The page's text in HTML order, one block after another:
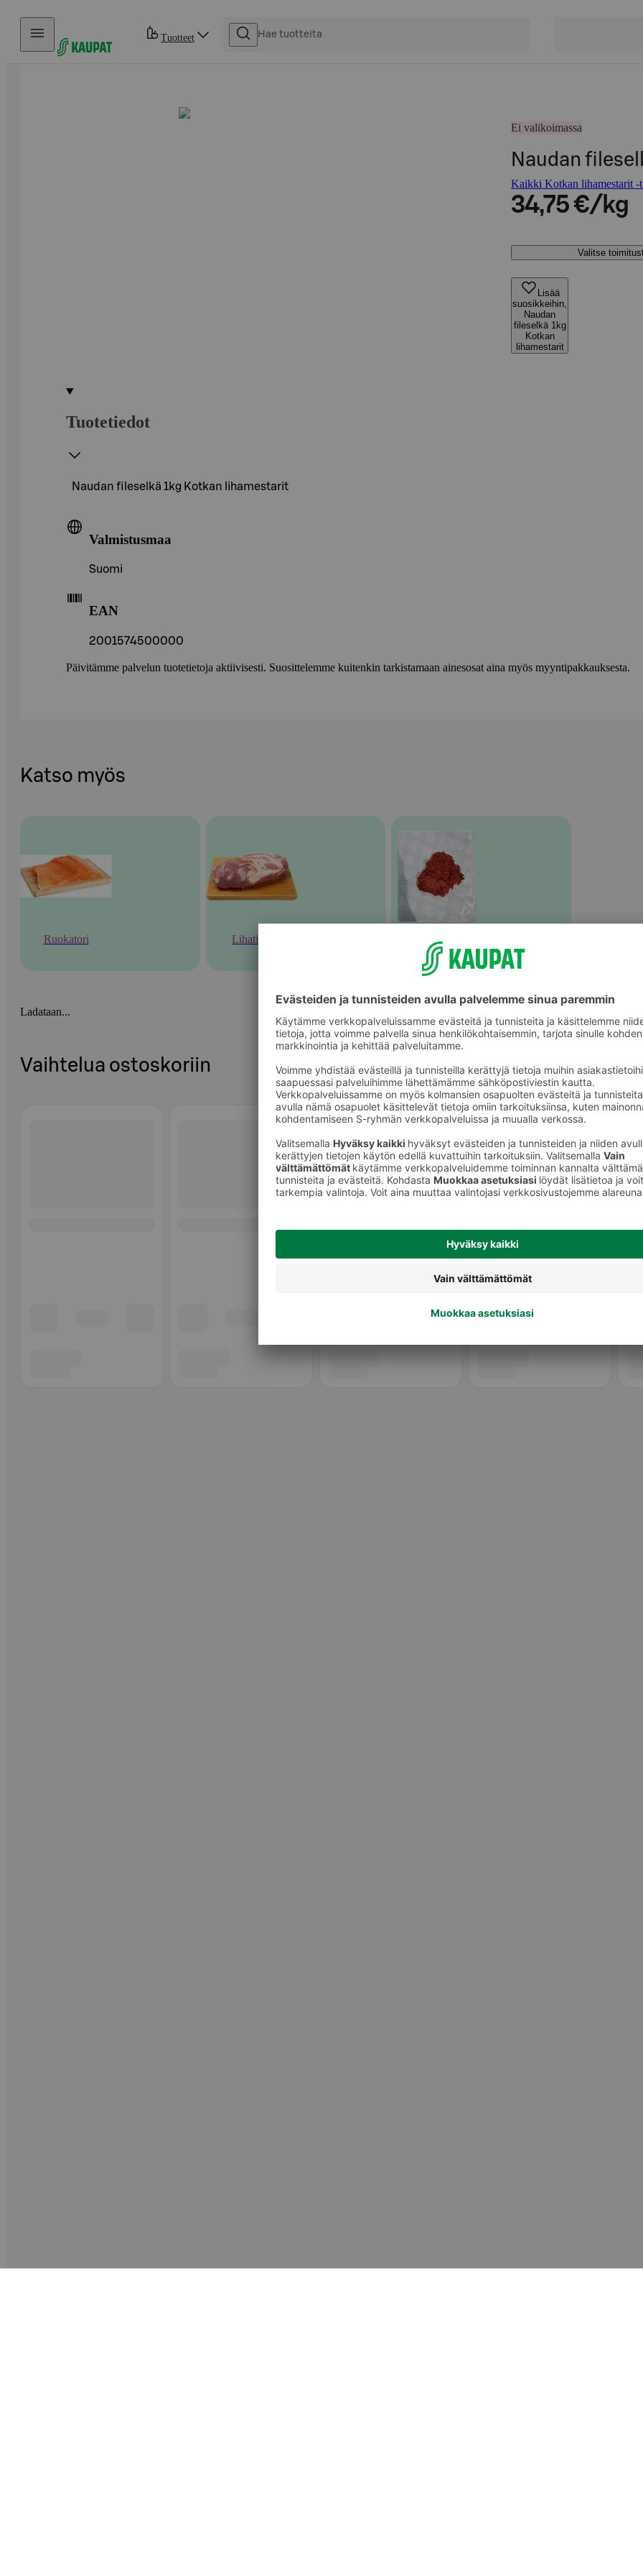
Hyppää sisältöön
Tuotteet
Ei valikoimassa
Naudan
Kaikki Kotkan lihamestarit -
34,75 €/kg
Valitse
Lisää
suosikkeihin,
Naudan
fileselkä 1kg
Kotkan
lihamestarit
Tuotetiedot
Naudan fileselkä 1kg Kotkan lihamestarit
Valmistusmaa
Suomi
EAN
2001574500000
Päivitämme palvelun tuotetietoja aktiivisesti. Suosittelemme kuitenkin tarkistamaan ainesosat aina myös myyntipakkauksesta.
Katso myös
Ruokatori Lihatiski Nauta
Ladataan...
Vaihtelua ostoskoriin